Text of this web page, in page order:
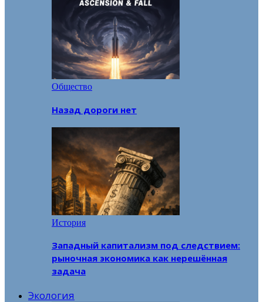
Общество
Назад дороги нет
История
Западный капитализм под следствием:
рыночная экономика как нерешённая
задача
Экология